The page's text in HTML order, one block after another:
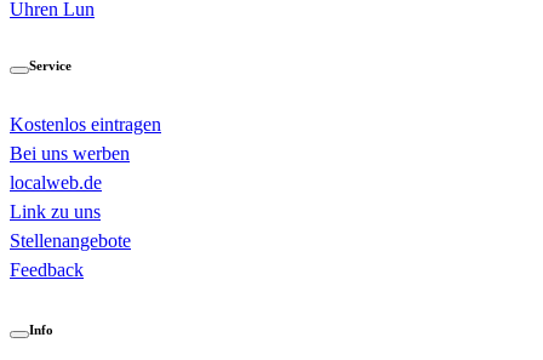
Uhren Lun
Service
Kostenlos eintragen
Bei uns werben
localweb.de
Link zu uns
Stellenangebote
Feedback
Info